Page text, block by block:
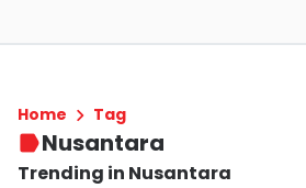
Home Tag
Nusantara
Trending in Nusantara